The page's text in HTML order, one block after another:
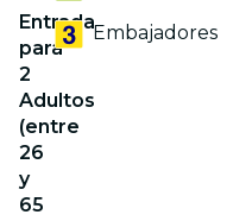
Entrada
para
2
Adultos
(entre
26
y
65
Embajadores